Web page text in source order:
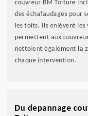
couvreur BM Toiture
des échafaudages pour
les toits. Ils enlèvent
permettent aux
nettoient également la
chaque intervention.
Du depannage